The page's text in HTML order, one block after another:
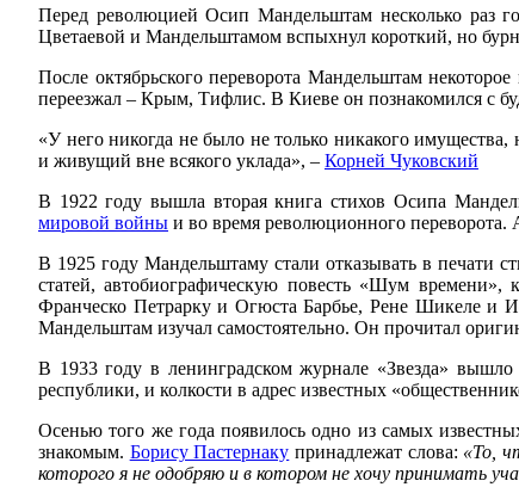
Перед революцией Осип Мандельштам несколько раз
Цветаевой и Мандельштамом вспыхнул короткий, но
После октябрьского переворота Мандельштам
переезжал – Крым, Тифлис. В Киеве он познакомился с
«У него никогда не было не только никакого
и живущий вне всякого уклада», – Корней Чуковский
В 1922 году вышла вторая книга стихов Осипа
мировой войны и во время революционного переворота.
В 1925 году Мандельштаму стали отказывать в печати
статей, автобиографическую повесть «Шум
Франческо Петрарку и Огюста Барбье, Рене Шикеле и
Мандельштам изучал самостоятельно. Он прочитал
В 1933 году в ленинградском журнале «Звезда»
республики, и колкости в адрес известных
Осенью того же года появилось одно из самых
знакомым. Борису Пастернаку принадлежат слова: «То,
которого я не одобряю и в котором не хочу принимать